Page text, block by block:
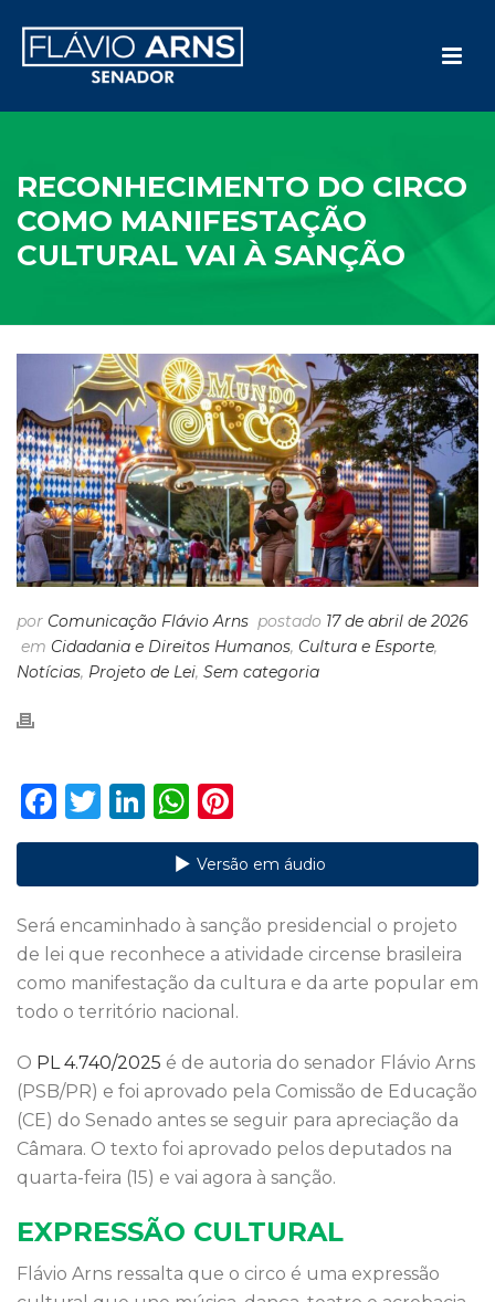
RECONHECIMENTO DO CIRCO
COMO MANIFESTAÇÃO
CULTURAL VAI À SANÇÃO
por Comunicação Flávio Arns postado 17 de abril de 2026
em Cidadania e Direitos Humanos, Cultura e Esporte,
Notícias, Projeto de Lei, Sem categoria
F
a
b
o
o
k
T
w
te
r
Li
n
dI
n
W
h
a
ts
A
p
p
n
te
re
st
Versão em áudio
Será encaminhado à sanção presidencial o projeto
de lei que reconhece a atividade circense brasileira
como manifestação da cultura e da arte popular em
todo o território nacional.
O PL 4.740/2025 é de autoria do senador Flávio Arns
(PSB/PR) e foi aprovado pela Comissão de Educação
(CE) do Senado antes se seguir para apreciação da
Câmara. O texto foi aprovado pelos deputados na
quarta-feira (15) e vai agora à sanção.
EXPRESSÃO CULTURAL
Flávio Arns ressalta que o circo é uma expressão